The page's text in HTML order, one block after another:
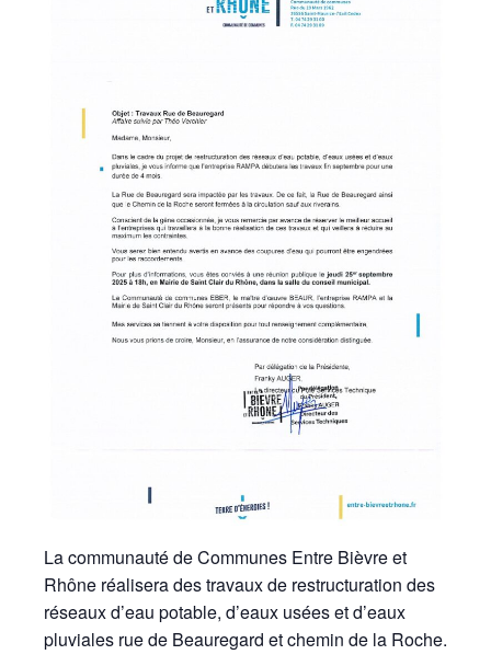
La communauté de Communes Entre Bièvre et
Rhône réalisera des travaux de restructuration des
réseaux d’eau potable, d’eaux usées et d’eaux
pluviales rue de Beauregard et chemin de la Roche.